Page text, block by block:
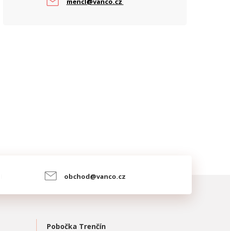
obchod@vanco.cz
Pobočka Trenčín